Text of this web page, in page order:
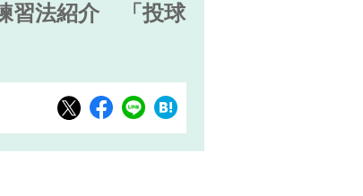
習法紹介 「投球